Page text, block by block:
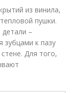
из винила,
пушки.
детали –
зубцами к пазу
Для того,